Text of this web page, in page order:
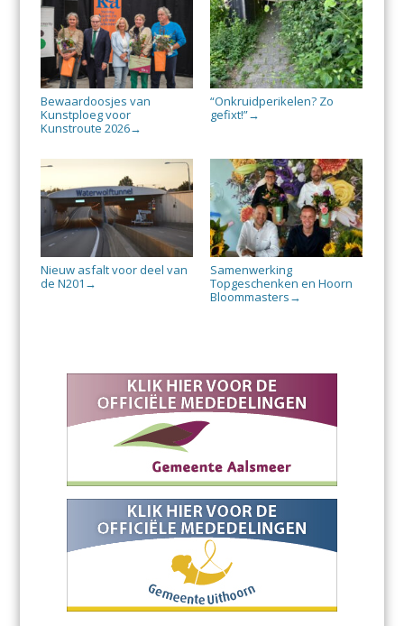
Bewaardoosjes van
Kunstploeg voor
Kunstroute 2026→
“Onkruidperikelen? Zo
gefixt!”→
Nieuw asfalt voor deel van
de N201 →
Samenwerking
Topgeschenken en Hoorn
Bloommasters →